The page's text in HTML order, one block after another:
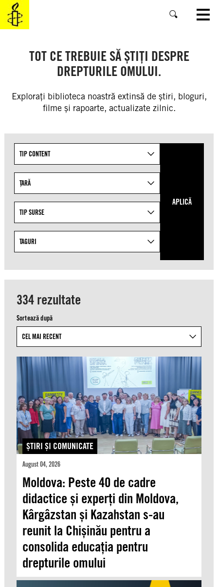
SKIP
MAIN
CONTENT
TOT CE TREBUIE SĂ ȘTIȚI DESPRE
DREPTURILE OMULUI.
Explorați biblioteca noastră extinsă de știri, bloguri,
filme și rapoarte, actualizate zilnic.
search
results
by
topics
from
the
taxonomies.
TIP CONTENT
ȚARĂ
TIP SURSE
TAGURI
APLICĂ
334 rezultate
Sortează după
ŞTIRI ŞI COMUNICATE
August 04, 2026
Moldova: Peste 40 de cadre
didactice și experți din Moldova,
Kârgâzstan și Kazahstan s-au
reunit la Chișinău pentru a
consolida educația pentru
drepturile omului